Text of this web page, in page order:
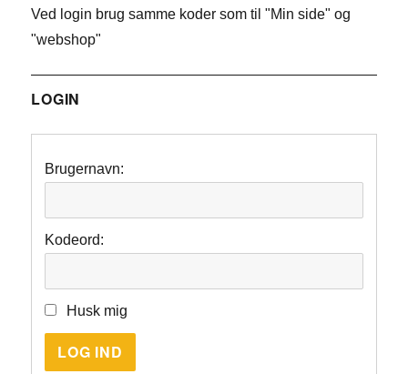
Ved login brug samme koder som til "Min side" og
"webshop"
LOGIN
Brugernavn:
Kodeord:
Husk mig
LOG IND